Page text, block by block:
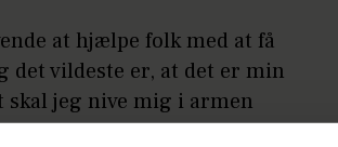
at hjælpe folk med at få
det vildeste er, at det er min
skal jeg nive mig i armen